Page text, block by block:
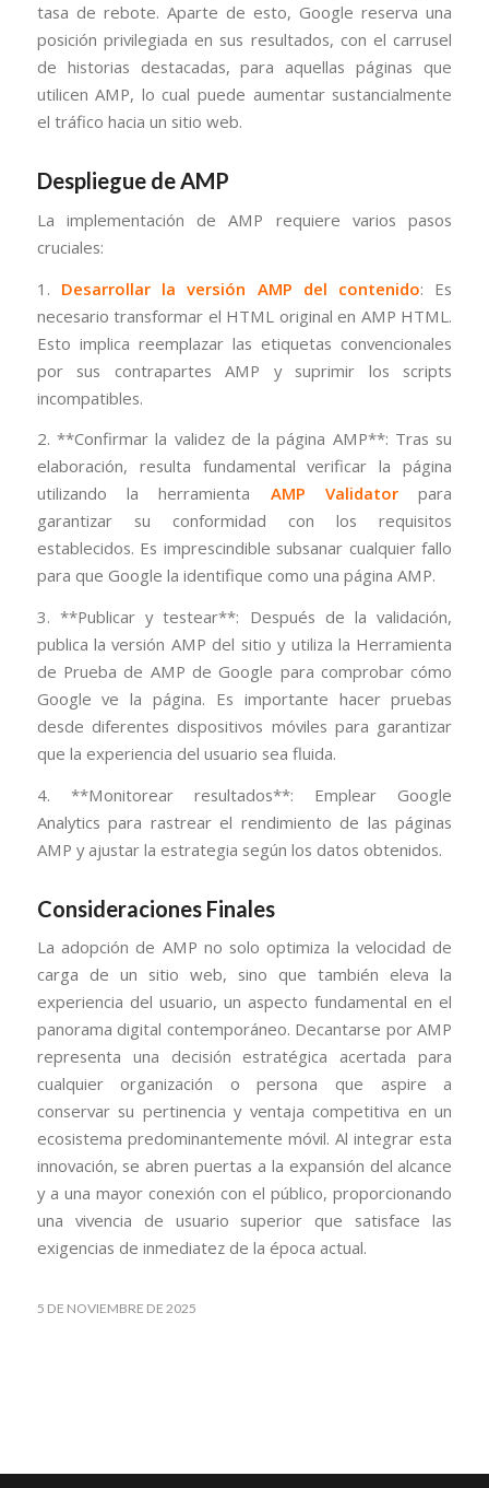
tasa de rebote. Aparte de esto, Google reserva una
posición privilegiada en sus resultados, con el carrusel
de historias destacadas, para aquellas páginas que
utilicen AMP, lo cual puede aumentar sustancialmente
el tráfico hacia un sitio web.
Despliegue de AMP
La implementación de AMP requiere varios pasos
cruciales:
1. Desarrollar la versión AMP del contenido: Es
necesario transformar el HTML original en AMP HTML.
Esto implica reemplazar las etiquetas convencionales
por sus contrapartes AMP y suprimir los scripts
incompatibles.
2. **Confirmar la validez de la página AMP**: Tras su
elaboración, resulta fundamental verificar la página
utilizando la herramienta AMP Validator para
garantizar su conformidad con los requisitos
establecidos. Es imprescindible subsanar cualquier fallo
para que Google la identifique como una página AMP.
3. **Publicar y testear**: Después de la validación,
publica la versión AMP del sitio y utiliza la Herramienta
de Prueba de AMP de Google para comprobar cómo
Google ve la página. Es importante hacer pruebas
desde diferentes dispositivos móviles para garantizar
que la experiencia del usuario sea fluida.
4. **Monitorear resultados**: Emplear Google
Analytics para rastrear el rendimiento de las páginas
AMP y ajustar la estrategia según los datos obtenidos.
Consideraciones Finales
La adopción de AMP no solo optimiza la velocidad de
carga de un sitio web, sino que también eleva la
experiencia del usuario, un aspecto fundamental en el
panorama digital contemporáneo. Decantarse por AMP
representa una decisión estratégica acertada para
cualquier organización o persona que aspire a
conservar su pertinencia y ventaja competitiva en un
ecosistema predominantemente móvil. Al integrar esta
innovación, se abren puertas a la expansión del alcance
y a una mayor conexión con el público, proporcionando
una vivencia de usuario superior que satisface las
exigencias de inmediatez de la época actual.
5 DE NOVIEMBRE DE 2025